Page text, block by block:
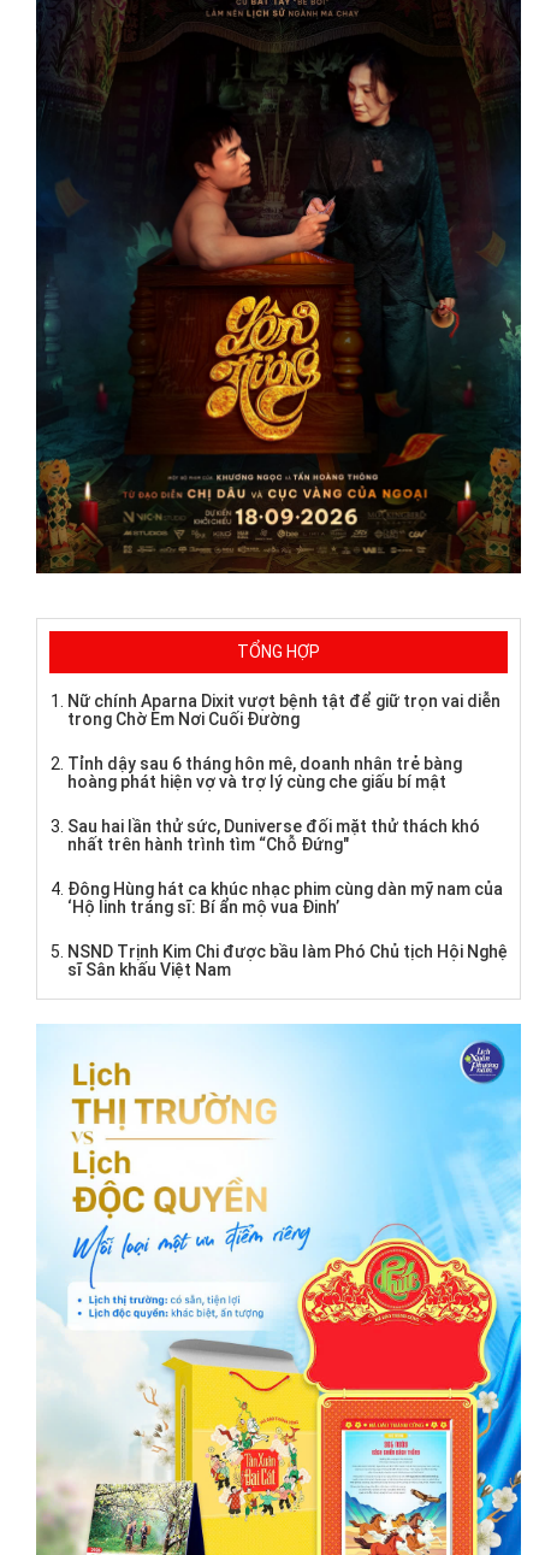
TỔNG HỢP
Nữ chính Aparna Dixit vượt bệnh tật để giữ trọn vai diễn
trong Chờ Em Nơi Cuối Đường
Tỉnh dậy sau 6 tháng hôn mê, doanh nhân trẻ bàng
hoàng phát hiện vợ và trợ lý cùng che giấu bí mật
Sau hai lần thử sức, Duniverse đối mặt thử thách khó
nhất trên hành trình tìm “Chỗ Đứng"
Đông Hùng hát ca khúc nhạc phim cùng dàn mỹ nam của
‘Hộ linh tráng sĩ: Bí ẩn mộ vua Đinh’
NSND Trịnh Kim Chi được bầu làm Phó Chủ tịch Hội Nghệ
sĩ Sân khấu Việt Nam